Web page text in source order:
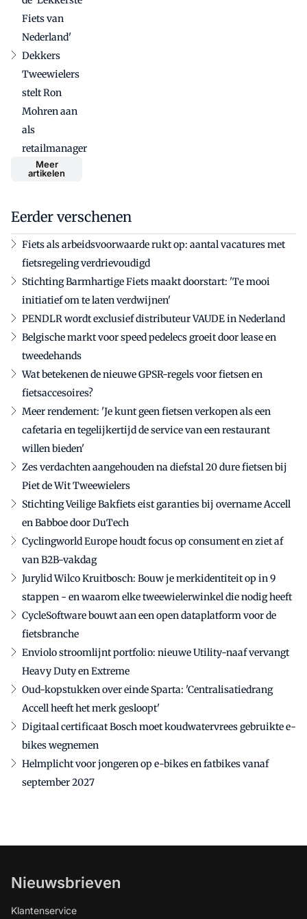
Fiets van
Nederland'
Dekkers
Tweewielers
stelt Ron
Mohren aan
als
retailmanager
Meer
artikelen
Eerder verschenen
Fiets als arbeidsvoorwaarde rukt op: aantal vacatures met
fietsregeling verdrievoudigd
Stichting Barmhartige Fiets maakt doorstart: 'Te mooi
initiatief om te laten verdwijnen'
PENDLR wordt exclusief distributeur VAUDE in Nederland
Belgische markt voor speed pedelecs groeit door lease en
tweedehands
Wat betekenen de nieuwe GPSR-regels voor fietsen en
fietsaccesoires?
Meer rendement: 'Je kunt geen fietsen verkopen als een
cafetaria en tegelijkertijd de service van een restaurant
willen bieden'
Zes verdachten aangehouden na diefstal 20 dure fietsen bij
Piet de Wit Tweewielers
Stichting Veilige Bakfiets eist garanties bij overname Accell
en Babboe door DuTech
Cyclingworld Europe houdt focus op consument en ziet af
van B2B-vakdag
Jurylid Wilco Kruitbosch: Bouw je merkidentiteit op in 9
stappen - en waarom elke tweewielerwinkel die nodig heeft
CycleSoftware bouwt aan een open dataplatform voor de
fietsbranche
Enviolo stroomlijnt portfolio: nieuwe Utility-naaf vervangt
Heavy Duty en Extreme
Oud-kopstukken over einde Sparta: 'Centralisatiedrang
Accell heeft het merk gesloopt'
Digitaal certificaat Bosch moet koudwatervrees gebruikte e-
bikes wegnemen
Helmplicht voor jongeren op e-bikes en fatbikes vanaf
september 2027
Nieuwsbrieven
Klantenservice